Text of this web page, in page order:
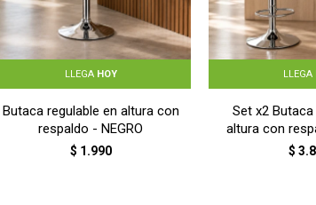
LLEGA HOY
Butaca regulable en altura con
respaldo - NEGRO
$ 1.990
LLEGA
Set x2
altura con
$